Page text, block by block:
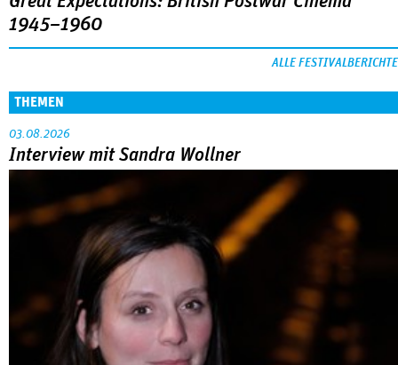
1945–1960
ALLE FESTIVALBERICHTE
THEMEN
03.08.2026
Interview mit Sandra Wollner